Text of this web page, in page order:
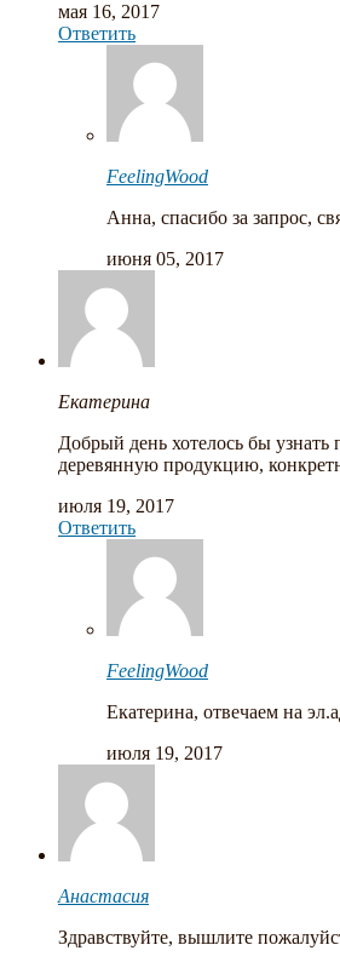
мая 16, 2017
Ответить
FeelingWood
Анна, спасибо за запрос,
июня 05, 2017
Екатерина
Добрый день хотелось бы узнать
деревянную продукцию,
июля 19, 2017
Ответить
FeelingWood
Екатерина, отвечаем на
июля 19, 2017
Анастасия
Здравствуйте, вышлите